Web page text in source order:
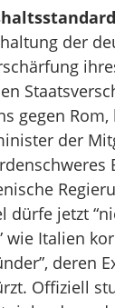
der
gegen
der
dürfe jetzt
wie Italien
deren
Offiziell